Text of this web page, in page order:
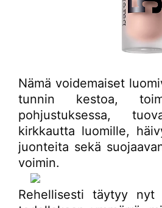
Nämä voidemaiset
tunnin kestoa,
pohjustuksessa,
kirkkautta luomille,
juonteita sekä
voimin.
Rehellisesti täytyy